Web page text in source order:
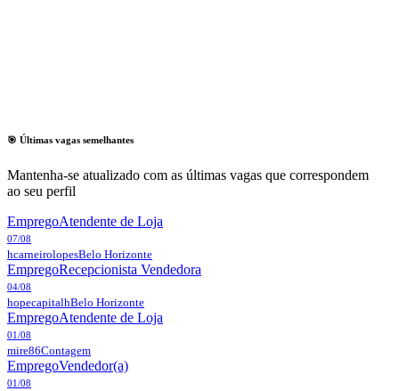
🎯 Últimas vagas semelhantes
Mantenha-se atualizado com as últimas vagas que correspondem
ao seu perfil
EmpregoAtendente de Loja
07/08
hcarneirolopesBelo Horizonte
EmpregoRecepcionista Vendedora
04/08
hopecapitalhBelo Horizonte
EmpregoAtendente de Loja
01/08
mire86Contagem
EmpregoVendedor(a)
01/08